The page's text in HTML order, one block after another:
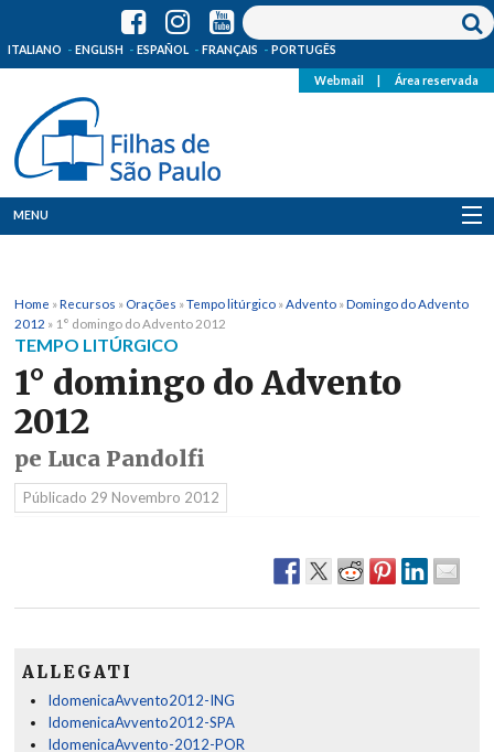
ITALIANO ENGLISH ESPAÑOL FRANÇAIS PORTUGÊS
Webmail Área reservada
MENU
Onde Estamos
Notícias
Recursos
Media
Home »Recursos » Orações »Tempo litúrgico » Advento »Domingo do Advento
2012 » 1° domingo do Advento 2012
TEMPO LITÚRGICO
1° domingo do Advento
2012
pe Luca Pandolfi
Públicado 29 Novembro 2012
ALLEGATI
IdomenicaAvvento2012-ING
IdomenicaAvvento2012-SPA
IdomenicaAvvento-2012-POR